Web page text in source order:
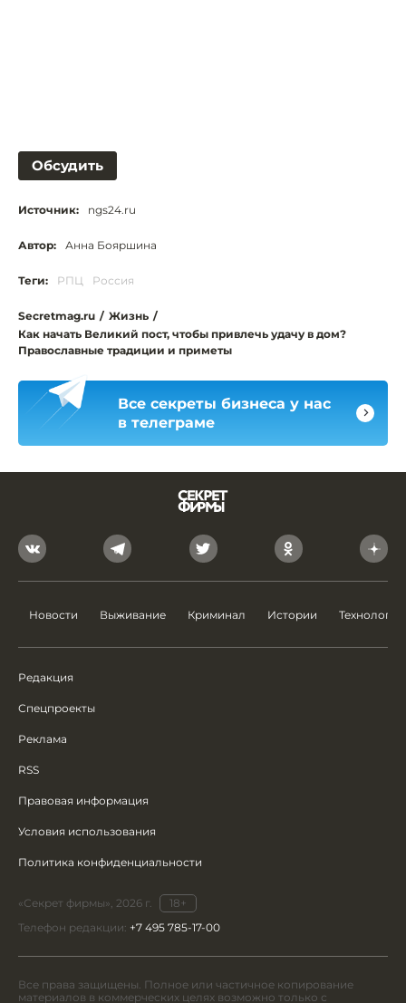
Обсудить
Источник: ngs24.ru
Автор: Анна Бояршина
Теги: РПЦ Россия
Secretmag.ru / Жизнь /
Как начать Великий пост, чтобы привлечь удачу в дом?
Православные традиции и приметы
Все секреты бизнеса у нас
в телеграме
Новости Выживание Криминал Истории Технологии
Редакция
Спецпроекты
Реклама
RSS
Правовая информация
Условия использования
Политика конфиденциальности
«Секрет фирмы», 2026 г.
18+
Телефон редакции: +7 495 785-17-00
Все права защищены. Полное или частичное копирование
материалов в коммерческих целях возможно только с